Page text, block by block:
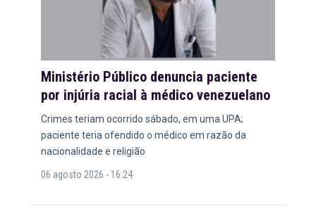
Ministério Público denuncia paciente
por injúria racial à médico venezuelano
Crimes teriam ocorrido sábado, em uma UPA;
paciente teria ofendido o médico em razão da
nacionalidade e religião
06 agosto 2026 - 16:24